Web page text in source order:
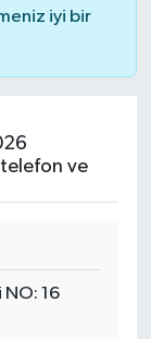
iyi bir
ve
16